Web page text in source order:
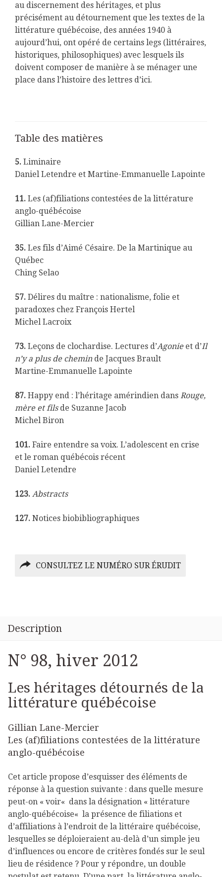
au discernement des héritages, et plus
précisément au détournement que les textes de la
littérature québécoise, des années 1940 à
aujourd’hui, ont opéré de certains legs (littéraires,
historiques, philosophiques) avec lesquels ils
doivent composer de manière à se ménager une
place dans l’histoire des lettres d’ici.
Table des matières
5. Liminaire
Daniel Letendre et Martine-Emmanuelle Lapointe
11. Les (af)filiations contestées de la littérature
anglo-québécoise
Gillian Lane-Mercier
35. Les fils d’Aimé Césaire. De la Martinique au
Québec
Ching Selao
57. Délires du maître : nationalisme, folie et
paradoxes chez François Hertel
Michel Lacroix
73. Leçons de clochardise. Lectures d’Agonieet d’Il
n’y a plus de chemin de Jacques Brault
Martine-Emmanuelle Lapointe
87. Happy end : l’héritage amérindien dans Rouge,
mère et filsde Suzanne Jacob
Michel Biron
101. Faire entendre sa voix. L’adolescent en crise
et le roman québécois récent
Daniel Letendre
123. Abstracts
127. Notices biobibliographiques
CONSULTEZ LE NUMÉRO SUR ÉRUDIT
Description
N° 98, hiver 2012
Les héritages détournés de la
littérature québécoise
Gillian Lane-Mercier
Les (af)filiations contestées de la littérature
anglo-québécoise
Cet article propose d’esquisser des éléments de
réponse à la question suivante : dans quelle mesure
peut-on « voir« dans la désignation « littérature
anglo-québécoise« la présence de filiations et
d’affiliations à l’endroit de la littéraire québécoise,
lesquelles se déploieraient au-delà d’un simple jeu
d’influences ou encore de critères fondés sur le seul
lieu de résidence ? Pour y répondre, un double